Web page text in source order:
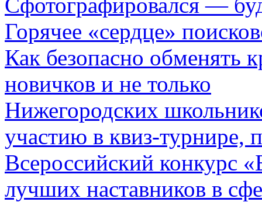
Горячее «сердце»
Как безопасно обменять
новичков и не только
Нижегородских
участию в квиз-
Всероссийский конкурс
лучших наставников в